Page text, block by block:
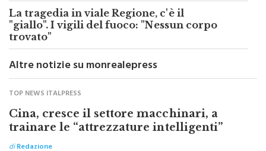
nessun morto annegato
La tragedia in viale Regione, c'è il
"giallo". I vigili del fuoco: "Nessun corpo
trovato"
Altre notizie su monrealepress
TOP NEWS ITALPRESS
Cina, cresce il settore macchinari, a
trainare le “attrezzature intelligenti”